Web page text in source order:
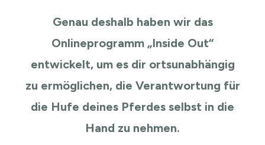
Genau deshalb haben wir das
Onlineprogramm „Inside Out“
entwickelt, um es dir ortsunabhängig
zu ermöglichen, die Verantwortung für
die Hufe deines Pferdes selbst in die
Hand zu nehmen.